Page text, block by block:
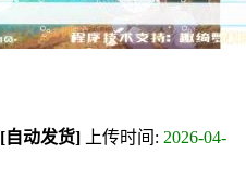
[自动发货] 上传时间: 2026-04-